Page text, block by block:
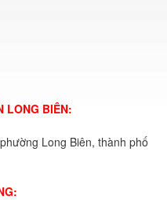
LONG BIÊN:
Long Biên, thành phố